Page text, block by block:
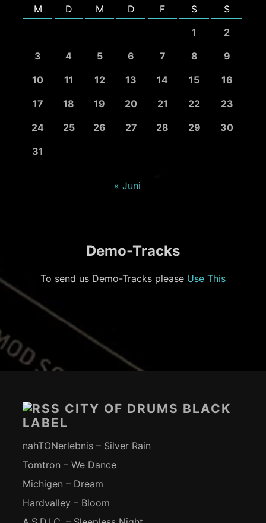
M D M D F S
S
1
2
3
4 5 6 7 8
9
10
11 12 13 14 15
16
17
18 19 20 21 22
23
24
25 26 27 28 29
30
31
« Juni
Demo-Tracks
To send us Demo-Tracks please Use This
CITY OF DRUMS BLACK
LABEL
nahTONerlebnis – Silver Rain
Tomtron – We Dance
Michigen – Dream
Hardvalley – Bloom